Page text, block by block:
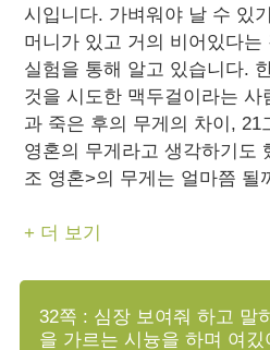
시입니다. 가벼워야 날 수 있
머니가 있고 거의 비어있다는
실험을 통해 알고 있습니다.
것을 시도한 맥두걸이라는 사
과 죽은 후의 무게의 차이, 21
영혼의 무게라고 생각하기도
조 영혼>의 무게는 얼마쯤 될
+ 더 보기
32쪽 : 심장 보여줘 하고 말
을 가르는 시늉을 하며 여